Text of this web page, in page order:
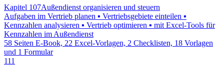
Kapitel 107Außendienst organisieren und steuern
Aufgaben im Vertrieb planen ▪ Vertriebsgebiete einteilen ▪
Kennzahlen analysieren ▪ Vertrieb optimieren ▪ mit Excel-Tools für
Kennzahlen im Außendienst
58 Seiten E-Book, 22 Excel-Vorlagen, 2 Checklisten, 18 Vorlagen
und 1 Formular
111